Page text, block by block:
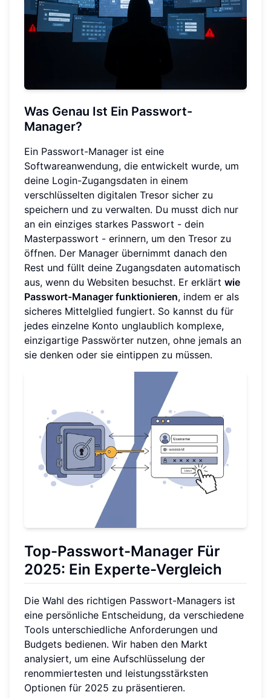
Was Genau Ist Ein Passwort-
Manager?
Ein Passwort-Manager ist eine
Softwareanwendung, die entwickelt wurde, um
deine Login-Zugangsdaten in einem
verschlüsselten digitalen Tresor sicher zu
speichern und zu verwalten. Du musst dich nur
an ein einziges starkes Passwort - dein
Masterpasswort - erinnern, um den Tresor zu
öffnen. Der Manager übernimmt danach den
Rest und füllt deine Zugangsdaten automatisch
aus, wenn du Websiten besuchst. Er erklärt wie
Passwort-Manager funktionieren, indem er als
sicheres Mittelglied fungiert. So kannst du für
jedes einzelne Konto unglaublich komplexe,
einzigartige Passwörter nutzen, ohne jemals an
sie denken oder sie eintippen zu müssen.
Top-Passwort-Manager Für
2025: Ein Experte-Vergleich
Die Wahl des richtigen Passwort-Managers ist
eine persönliche Entscheidung, da verschiedene
Tools unterschiedliche Anforderungen und
Budgets bedienen. Wir haben den Markt
analysiert, um eine Aufschlüsselung der
renommiertesten und leistungsstärksten
Optionen für 2025 zu präsentieren.